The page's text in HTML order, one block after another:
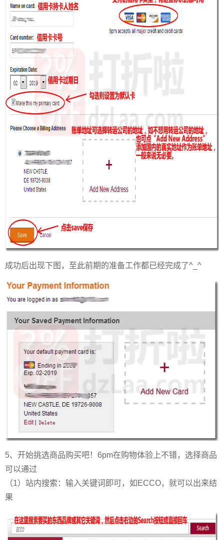
成功后出现下图，至此前期的准备工作都已经完成了^_^
5、开始挑选商品购买吧！6pm在购物体验上不错，选择商品
可以通过
（1）站内搜索：输入关键词即可，如ECCO，就可以出来结
果